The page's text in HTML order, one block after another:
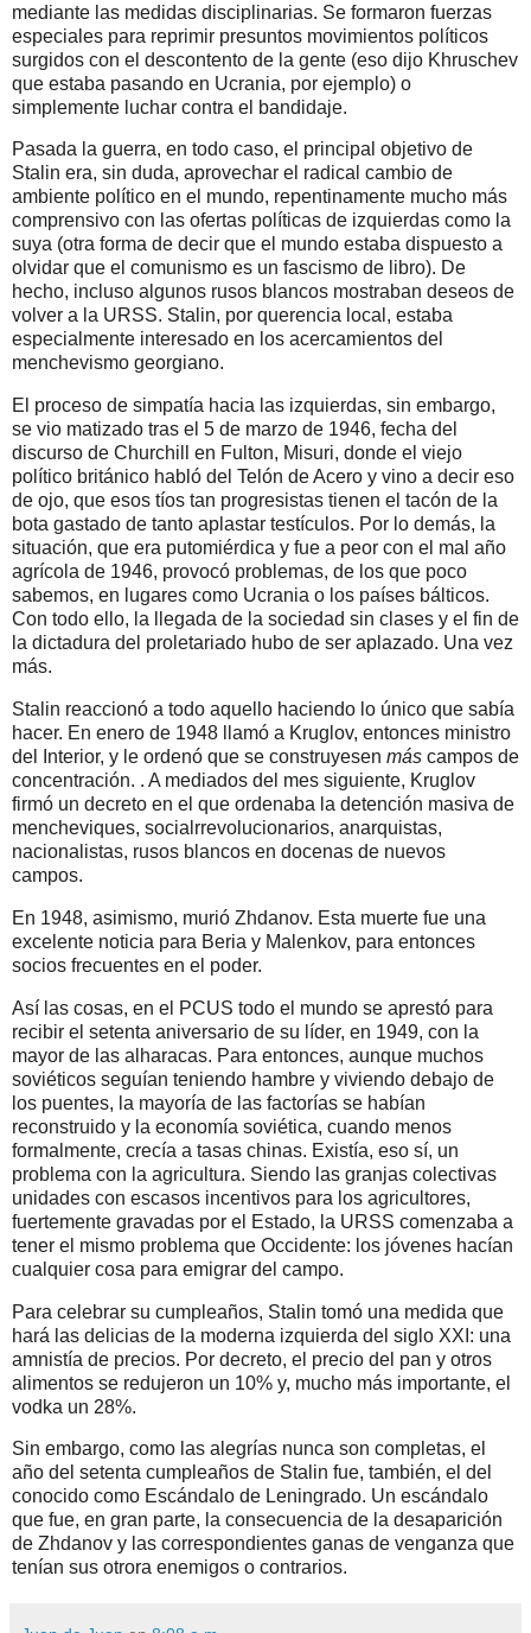
mediante las medidas disciplinarias. Se formaron fuerzas
especiales para reprimir presuntos movimientos políticos
surgidos con el descontento de la gente (eso dijo Khruschev
que estaba pasando en Ucrania, por ejemplo) o
simplemente luchar contra el bandidaje.
Pasada la guerra, en todo caso, el principal objetivo de
Stalin era, sin duda, aprovechar el radical cambio de
ambiente político en el mundo, repentinamente mucho más
comprensivo con las ofertas políticas de izquierdas como la
suya (otra forma de decir que el mundo estaba dispuesto a
olvidar que el comunismo es un fascismo de libro). De
hecho, incluso algunos rusos blancos mostraban deseos de
volver a la URSS. Stalin, por querencia local, estaba
especialmente interesado en los acercamientos del
menchevismo georgiano.
El proceso de simpatía hacia las izquierdas, sin embargo,
se vio matizado tras el 5 de marzo de 1946, fecha del
discurso de Churchill en Fulton, Misuri, donde el viejo
político británico habló del Telón de Acero y vino a decir eso
de ojo, que esos tíos tan progresistas tienen el tacón de la
bota gastado de tanto aplastar testículos. Por lo demás, la
situación, que era putomiérdica y fue a peor con el mal año
agrícola de 1946, provocó problemas, de los que poco
sabemos, en lugares como Ucrania o los países bálticos.
Con todo ello, la llegada de la sociedad sin clases y el fin de
la dictadura del proletariado hubo de ser aplazado. Una vez
más.
Stalin reaccionó a todo aquello haciendo lo único que sabía
hacer. En enero de 1948 llamó a Kruglov, entonces ministro
del Interior, y le ordenó que se construyesen más campos de
concentración. . A mediados del mes siguiente, Kruglov
firmó un decreto en el que ordenaba la detención masiva de
mencheviques, socialrrevolucionarios, anarquistas,
nacionalistas, rusos blancos en docenas de nuevos
campos.
En 1948, asimismo, murió Zhdanov. Esta muerte fue una
excelente noticia para Beria y Malenkov, para entonces
socios frecuentes en el poder.
Así las cosas, en el PCUS todo el mundo se aprestó para
recibir el setenta aniversario de su líder, en 1949, con la
mayor de las alharacas. Para entonces, aunque muchos
soviéticos seguían teniendo hambre y viviendo debajo de
los puentes, la mayoría de las factorías se habían
reconstruido y la economía soviética, cuando menos
formalmente, crecía a tasas chinas. Existía, eso sí, un
problema con la agricultura. Siendo las granjas colectivas
unidades con escasos incentivos para los agricultores,
fuertemente gravadas por el Estado, la URSS comenzaba a
tener el mismo problema que Occidente: los jóvenes hacían
cualquier cosa para emigrar del campo.
Para celebrar su cumpleaños, Stalin tomó una medida que
hará las delicias de la moderna izquierda del siglo XXI: una
amnistía de precios. Por decreto, el precio del pan y otros
alimentos se redujeron un 10% y, mucho más importante, el
vodka un 28%.
Sin embargo, como las alegrías nunca son completas, el
año del setenta cumpleaños de Stalin fue, también, el del
conocido como Escándalo de Leningrado. Un escándalo
que fue, en gran parte, la consecuencia de la desaparición
de Zhdanov y las correspondientes ganas de venganza que
tenían sus otrora enemigos o contrarios.